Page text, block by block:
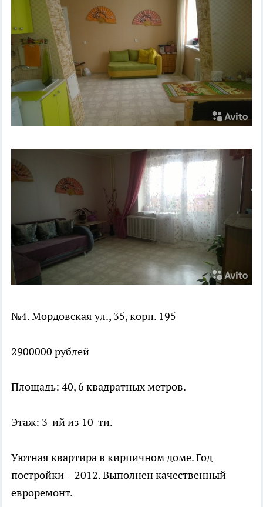
№4. Мордовская ул., 35, корп. 195
2900000 рублей
Площадь: 40, 6 квадратных метров.
Этаж: 3-ий из 10-ти.
Уютная квартира в кирпичном доме. Год
постройки - 2012. Выполнен качественный
евроремонт.